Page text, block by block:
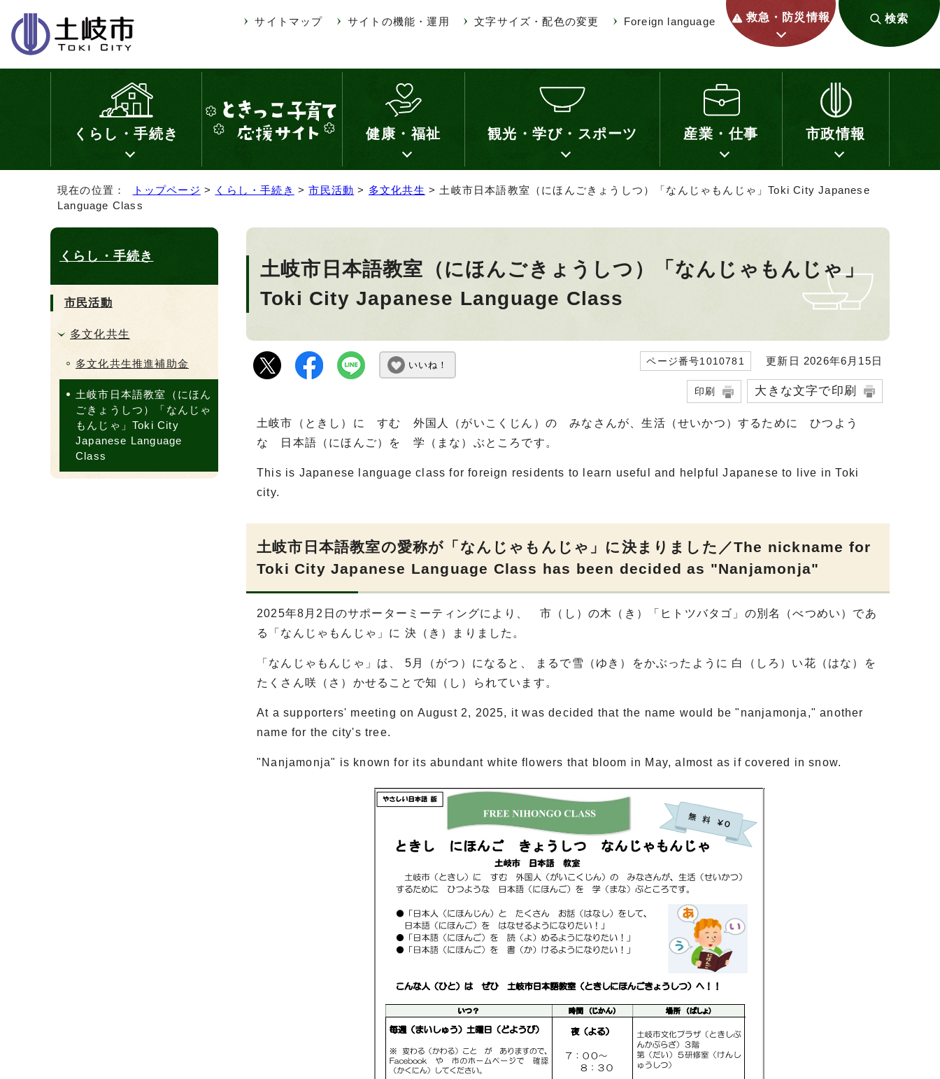
サイトマップ サイトの機能・運用 文字サイズ・配色の変更 Foreign language 救急・防災情報 検索
くらし・手続き 健康・福祉 観光・学び・スポーツ 産業・仕事 市政情報
現在の位置： トップページ > くらし・手続き >市民活動 > 多文化共生 > 土岐市日本語教室（にほんごきょうしつ）「なんじゃもんじゃ」Toki City Japanese
Language Class
土岐市日本語教室（にほんごきょうしつ）「なんじゃもんじゃ」
Toki City Japanese Language Class
いいね！ ページ番号1010781 更新日 2026年6月15日
印刷 大きな文字で印刷
土岐市（ときし）に すむ 外国人（がいこくじん）の みなさんが、生活（せいかつ）するために ひつよう
な 日本語（にほんご）を 学（まな）ぶところです。
This is Japanese language class for foreign residents to learn useful and helpful Japanese to live in Toki
city.
土岐市日本語教室の愛称が「なんじゃもんじゃ」に決まりました／The nickname for
Toki City Japanese Language Class has been decided as "Nanjamonja"
2025年8月2日のサポーターミーティングにより、 市（し）の木（き）「ヒトツバタゴ」の別名（べつめい）であ
る「なんじゃもんじゃ」に 決（き）まりました。
「なんじゃもんじゃ」は、 5月（がつ）になると、 まるで雪（ゆき）をかぶったように 白（しろ）い花（はな）を
たくさん咲（さ）かせることで知（し）られています。
At a supporters' meeting on August 2, 2025, it was decided that the name would be "nanjamonja," another
name for the city's tree.
"Nanjamonja" is known for its abundant white flowers that bloom in May, almost as if covered in snow.
くらし・手続き
市民活動
多文化共生
多文化共生推進補助金
土岐市日本語教室（にほん
ごきょうしつ）「なんじゃ
もんじゃ」Toki City
Japanese Language
Class